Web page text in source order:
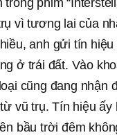
vì tương lai của
anh gửi tín
ở trái đất. Vào
cũng đang nhận
vũ trụ. Tín hiệu ấy
bầu trời đêm